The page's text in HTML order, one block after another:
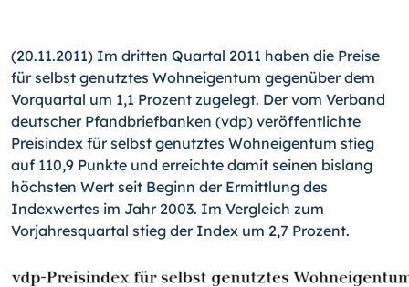
(20.11.2011) Im dritten Quartal 2011 haben die Preise
für selbst genutztes Wohneigentum gegenüber dem
Vorquartal um 1,1 Prozent zugelegt. Der vom Verband
deutscher Pfandbriefbanken (vdp) veröffentlichte
Preisindex für selbst genutztes Wohneigentum stieg
auf 110,9 Punkte und erreichte damit seinen bislang
höchsten Wert seit Beginn der Ermittlung des
Indexwertes im Jahr 2003. Im Vergleich zum
Vorjahresquartal stieg der Index um 2,7 Prozent.